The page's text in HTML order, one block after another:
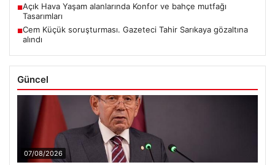
■Açık Hava Yaşam alanlarında Konfor ve bahçe mutfağı
Tasarımları
■Cem Küçük soruşturması. Gazeteci Tahir Sarıkaya gözaltına
alındı
Güncel
07/08/2026